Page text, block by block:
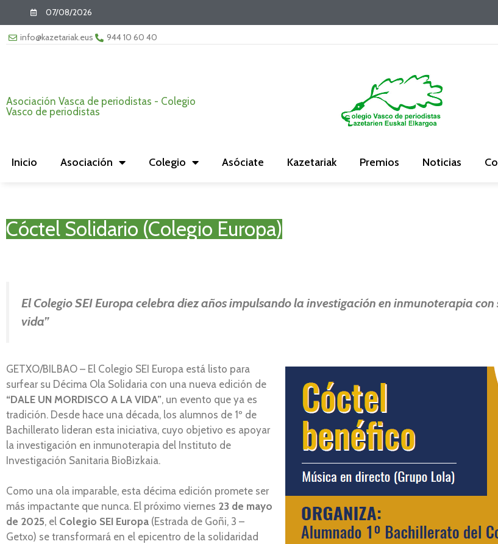
07/08/2026
info@kazetariak.eus 944 10 60 40
Asociación Vasca de periodistas - Colegio
Vasco de periodistas
Inicio Asociación Colegio Asóciate Kazetariak Premios Noticias
Cóctel Solidario (Colegio Europa)
El Colegio SEI Europa celebra diez años impulsando la investigación en inmunoterapia
vida”
GETXO/BILBAO – El Colegio SEI Europa está listo para
surfear su Décima Ola Solidaria con una nueva edición de
“DALE UN MORDISCO A LA VIDA”, un evento que ya es
tradición. Desde hace una década, los alumnos de 1º de
Bachillerato lideran esta iniciativa, cuyo objetivo es apoyar
la investigación en inmunoterapia del Instituto de
Investigación Sanitaria BioBizkaia.
Como una ola imparable, esta décima edición promete ser
más impactante que nunca. El próximo viernes 23 de mayo
de 2025, el Colegio SEI Europa (Estrada de Goñi, 3 –
Getxo) se transformará en el epicentro de la solidaridad